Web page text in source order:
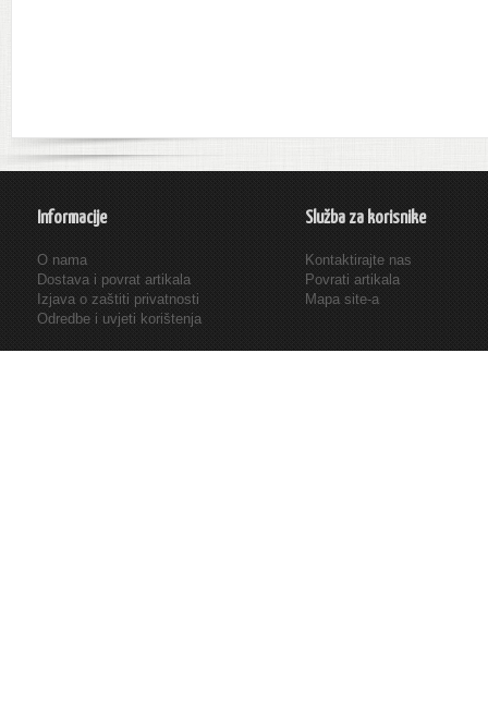
Informacije
O nama
Dostava i povrat artikala
Izjava o zaštiti privatnosti
Odredbe i uvjeti korištenja
Služba za korisnike
Kontaktirajte nas
Povrati artikala
Mapa site-a